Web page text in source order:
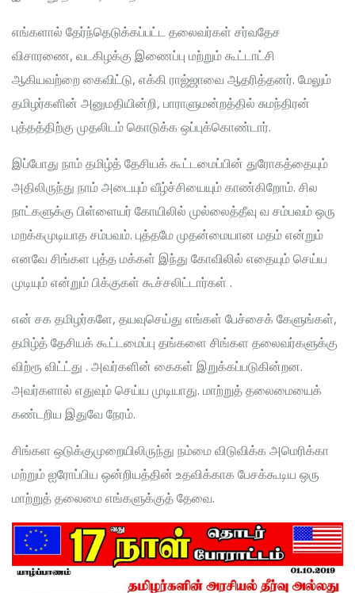
எங்களால் தேர்ந்தெடுக்கப்பட்ட தலைவர்கள் சர்வதேச
விசாரணை, வடகிழக்கு இணைப்பு மற்றும் கூட்டாட்சி
ஆகியவற்றை கைவிட்டு, எக்கி ராஜ்ஜாவை ஆதரித்தனர். மேலும்
தமிழர்களின் அனுமதியின்றி, பாராளுமன்றத்தில் சுமந்திரன்
புத்தத்திற்கு முதலிடம் கொடுக்க ஒப்புக்கொண்டார்.
இப்போது நாம் தமிழ்த் தேசியக் கூட்டமைப்பின் துரோகத்தையும்
அதிலிருந்து நாம் அடையும் வீழ்ச்சியையும் காண்கிறோம். சில
நாட்களுக்கு பிள்ளையர் கோயிலில் முல்லைத்தீவு வ சம்பவம் ஒரு
மறக்கமுடியாத சம்பவம். புத்தமே முதன்மையான மதம் என்றும்
எனவே சிங்கள புத்த மக்கள் இந்து கோவிலில் எதையும் செய்ய
முடியும் என்றும் பிக்குகள் கூச்சலிட்டார்கள் .
என் சக தமிழர்களே, தயவுசெய்து எங்கள் பேச்சைக் கேளுங்கள்,
தமிழ்த் தேசியக் கூட்டமைப்பு தங்களை சிங்கள தலைவர்களுக்கு
விற்ரூ விட்ட்து . அவர்களின் கைகள் இறுக்கப்படுகின்றன.
அவர்களால் எதுவும் செய்ய முடியாது. மாற்றுத் தலைமையைக்
கண்டறிய இதுவே நேரம்.
சிங்கள ஒடுக்குமுறையிலிருந்து நம்மை விடுவிக்க அமெரிக்கா
மற்றும் ஐரோப்பிய ஒன்றியத்தின் உதவிக்காக பேசக்கூடிய ஒரு
மாற்றுத் தலைமை எங்களுக்குத் தேவை.